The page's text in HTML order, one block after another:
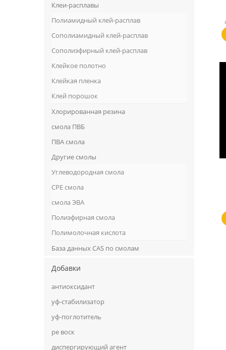
Клеи-расплавы
Полиамидный клей-расплав
Сополиамидный клей-расплав
Сополиэфирный клей-расплав
Клейкое полотно
Клейкая пленка
Клей порошок
Хлорированная резина
смола ПВБ
ПВА смола
Другие смолы
Углеводородная смола
CPE смола
смола ЭВА
Полиэфирная смола
Полимолочная кислота
База данных CAS по смолам
Добавки
антиоксидант
уф-стабилизатор
уф-поглотитель
ре воск
диспергирующий агент